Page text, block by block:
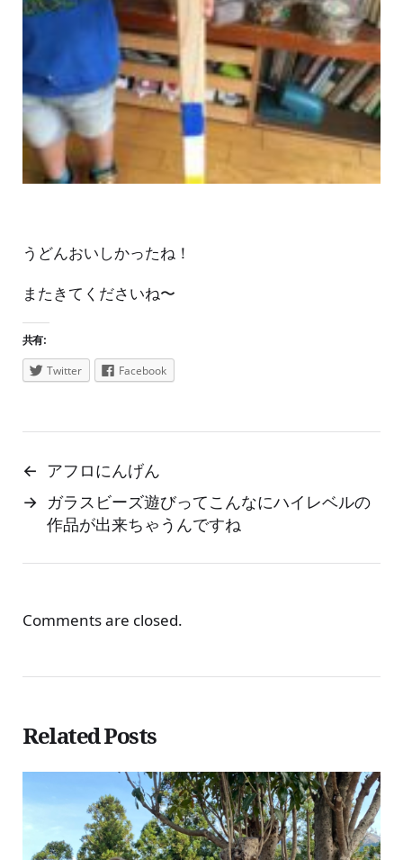
うどんおいしかったね！
またきてくださいね〜
共有:
Twitter
Facebook
← アフロにんげん
→ ガラスビーズ遊びってこんなにハイレベルの
作品が出来ちゃうんですね
Comments are closed.
Related Posts